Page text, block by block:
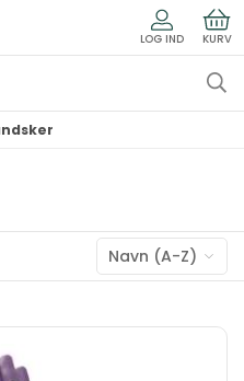
LOG IND KURV
Navn (A-Z)